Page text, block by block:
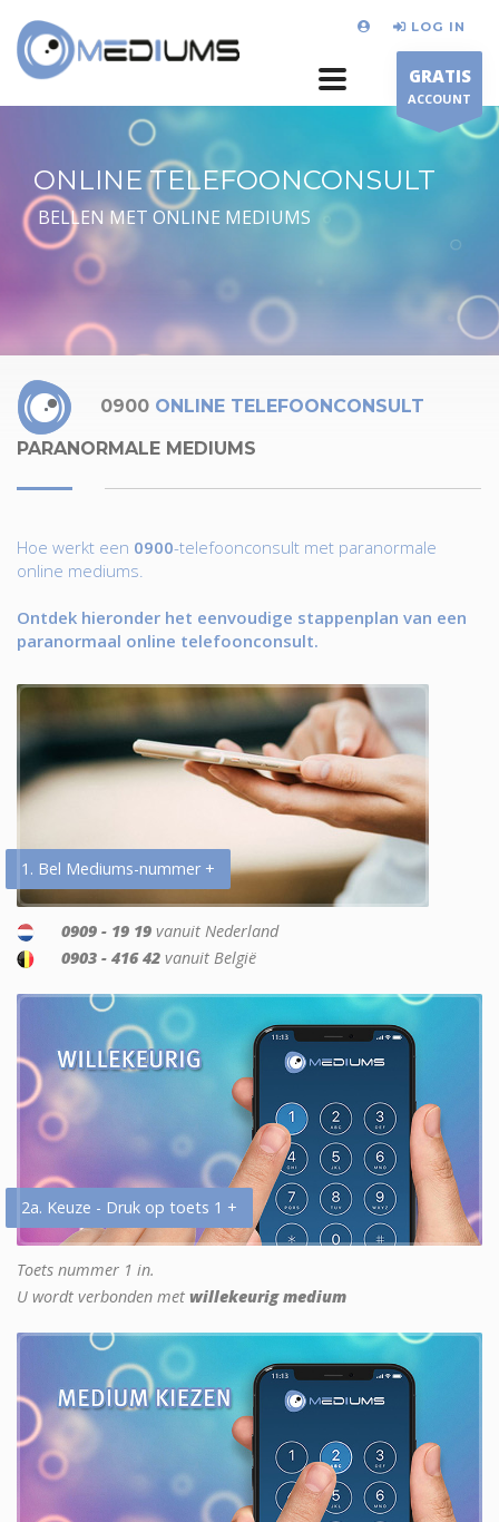
LOG IN
GRATIS
ACCOUNT
ONLINE TELEFOONCONSULT
BELLEN MET ONLINE MEDIUMS
0900 ONLINE TELEFOONCONSULT
PARANORMALE MEDIUMS
Hoe werkt een 0900-telefoonconsult met paranormale
online mediums.
Ontdek hieronder het eenvoudige stappenplan van een
paranormaal online telefoonconsult.
1. Bel Mediums-nummer +
0909 - 19 19 vanuit Nederland
0903 - 416 42 vanuit België
2a. Keuze - Druk op toets 1 +
Toets nummer 1 in.
U wordt verbonden met willekeurig medium